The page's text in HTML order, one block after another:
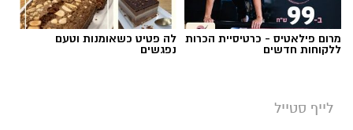
סיורי משפחות- צילום מיקה וולוב, אקואושן
מרום פילאטיס - כרטיסיית הכרות
ללקוחות חדשים
לה פטיט כשאומנות וטעם
נפגשים
לייף סטייל